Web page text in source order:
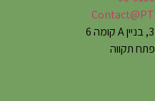
פתח תקווה